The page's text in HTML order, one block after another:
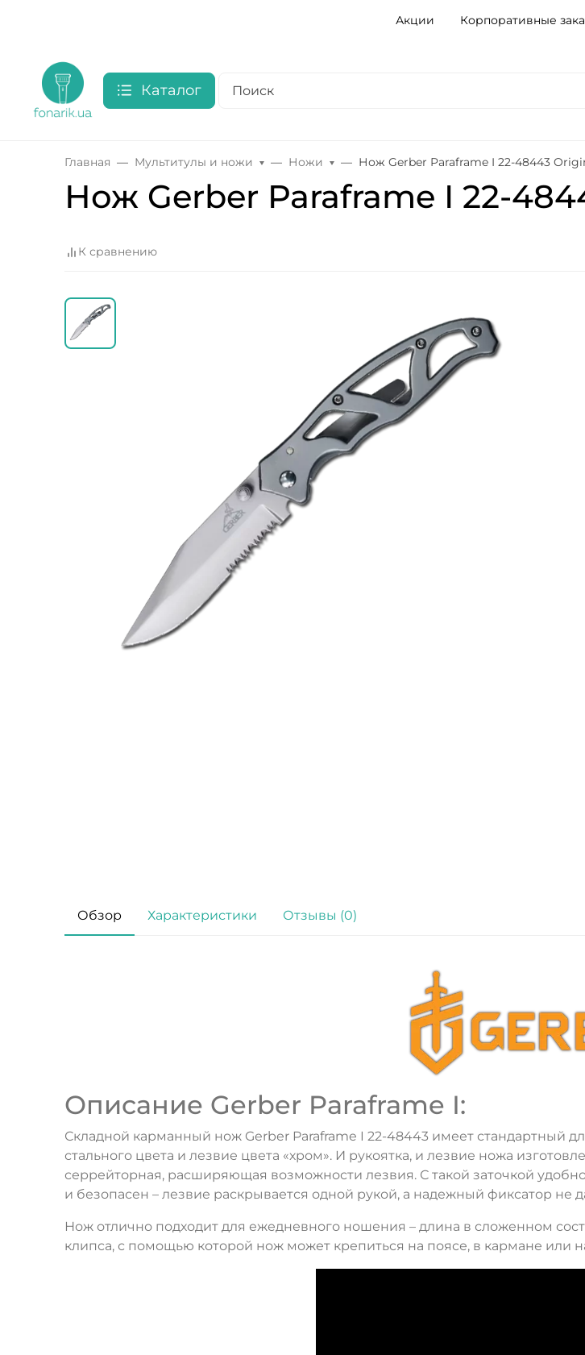
Акции Корпоративные
Каталог
Главная Мультитулы и ножи Ножи Нож Gerber Paraframe I 22-48443
Нож Gerber Paraframe I 22-
К сравнению
Обзор Характеристики Отзывы (0)
Описание Gerber Paraframe I:
Складной карманный нож Gerber Paraframe I 22-48443 имеет стандартный
стального цвета и лезвие цвета «хром». И рукоятка, и лезвие ножа
серрейторная, расширяющая возможности лезвия. С такой заточкой
и безопасен – лезвие раскрывается одной рукой, а надежный фиксатор не
Нож отлично подходит для ежедневного ношения – длина в сложенном
клипса, с помощью которой нож может крепиться на поясе, в кармане или